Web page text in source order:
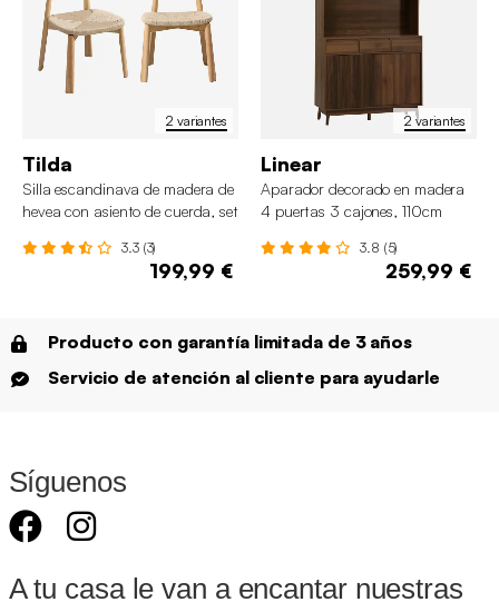
2 variantes
Tilda
Silla escandinava de madera de
hevea con asiento de cuerda, set
3.3 (3)
199,99 €
2 variantes
Linear
Aparador decorado en madera
4 puertas 3 cajones, 110cm
3.8 (5)
259,99 €
Producto con garantía limitada de 3 años
Servicio de atención al cliente para ayudarle
Síguenos
A tu casa le van a encantar nuestras